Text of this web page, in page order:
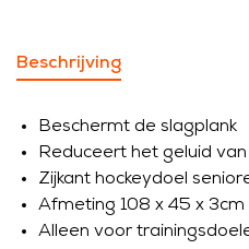
Beschrijving
Beschermt de slagplank
Reduceert het geluid van
Zijkant hockeydoel
Afmeting 108 x 45 x 3cm
Alleen voor